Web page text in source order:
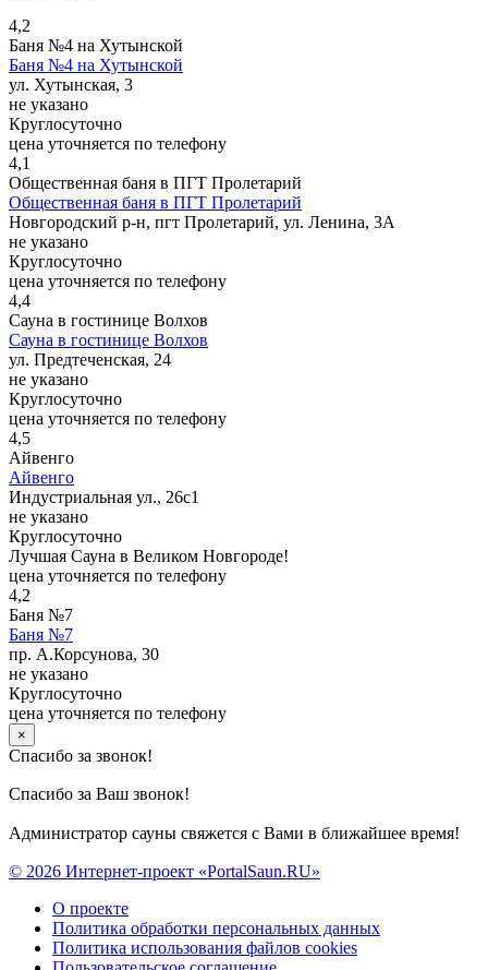
4,2
Баня №4 на Хутынской
Баня №4 на Хутынской
ул. Хутынская, 3
не указано
Круглосуточно
цена уточняется по телефону
4,1
Общественная баня в ПГТ Пролетарий
Общественная баня в ПГТ Пролетарий
Новгородский р-н, пгт Пролетарий, ул. Ленина, 3А
не указано
Круглосуточно
цена уточняется по телефону
4,4
Сауна в гостинице Волхов
Сауна в гостинице Волхов
ул. Предтеченская, 24
не указано
Круглосуточно
цена уточняется по телефону
4,5
Айвенго
Айвенго
Индустриальная ул., 26с1
не указано
Круглосуточно
Лучшая Сауна в Великом Новгороде!
цена уточняется по телефону
4,2
Баня №7
Баня №7
пр. А.Корсунова, 30
не указано
Круглосуточно
цена уточняется по телефону
×
Спасибо за звонок!
Спасибо за Ваш звонок!
Администратор сауны свяжется с Вами в ближайшее время!
© 2026 Интернет-проект «PortalSaun.RU»
О проекте
Политика обработки персональных данных
Политика использования файлов cookies